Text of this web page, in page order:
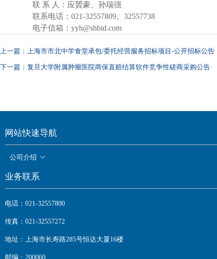
联 系 人：应贇豪、孙瑞强
联系电话：021-32557809、32557738
电子信箱：yyh@shbid.com
上一篇： 上海市市北中学食堂承包/委托经营服务招标项目-公开招标公告
下一篇： 复旦大学附属肿瘤医院商保直赔结算软件竞争性磋商采购公告
网站快速导航
公司介绍
业务联系
电话：021-32557800
传真：021-32557272
地址：上海市长寿路285号恒达大厦16楼
邮编：200060